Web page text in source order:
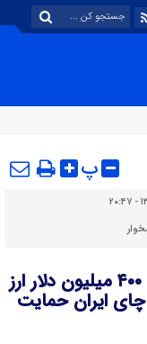
پ
انتقاد رئیس سازمان چای ‌از خروج ۴۰۰ میلیون دلار ارز
ایران حمایت